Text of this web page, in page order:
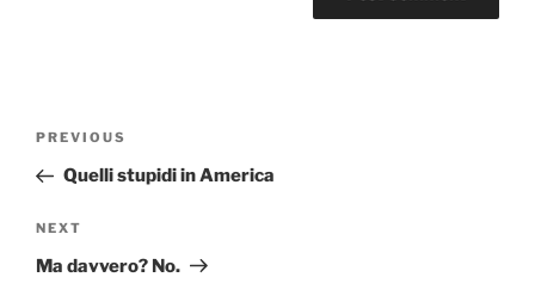
Previous
Post
PREVIOUS
Quelli stupidi in America
Next
Post
NEXT
Ma davvero? No.